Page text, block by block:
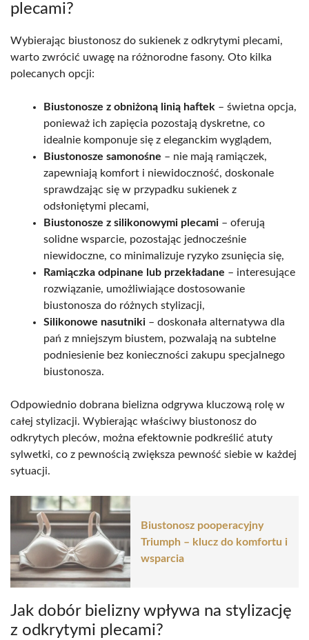
plecami?
Wybierając biustonosz do sukienek z odkrytymi plecami,
warto zwrócić uwagę na różnorodne fasony. Oto kilka
polecanych opcji:
Biustonosze z obniżoną linią haftek – świetna opcja,
ponieważ ich zapięcia pozostają dyskretne, co
idealnie komponuje się z eleganckim wyglądem,
Biustonosze samonośne – nie mają ramiączek,
zapewniają komfort i niewidoczność, doskonale
sprawdzając się w przypadku sukienek z
odsłoniętymi plecami,
Biustonosze z silikonowymi plecami – oferują
solidne wsparcie, pozostając jednocześnie
niewidoczne, co minimalizuje ryzyko zsunięcia się,
Ramiączka odpinane lub przekładane – interesujące
rozwiązanie, umożliwiające dostosowanie
biustonosza do różnych stylizacji,
Silikonowe nasutniki – doskonała alternatywa dla
pań z mniejszym biustem, pozwalają na subtelne
podniesienie bez konieczności zakupu specjalnego
biustonosza.
Odpowiednio dobrana bielizna odgrywa kluczową rolę w
całej stylizacji. Wybierając właściwy biustonosz do
odkrytych pleców, można efektownie podkreślić atuty
sylwetki, co z pewnością zwiększa pewność siebie w każdej
sytuacji.
Biustonosz pooperacyjny
Triumph – klucz do komfortu i
wsparcia
Jak dobór bielizny wpływa na stylizację
z odkrytymi plecami?